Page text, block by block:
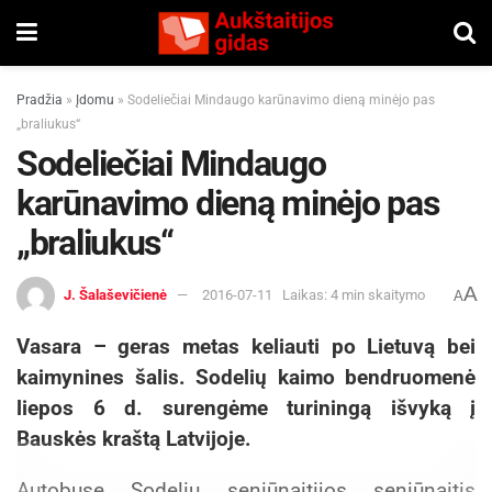
Pradžia » Įdomu » Sodeliečiai Mindaugo karūnavimo dieną minėjo pas
„braliukus“
Sodeliečiai Mindaugo
karūnavimo dieną minėjo pas
„braliukus“
J. Šalaševičienė 2016-07-11 Laikas: 4 min skaitymo AA
Vasara – geras metas keliauti po Lietuvą bei
kaimynines šalis. Sodelių kaimo bendruomenė
liepos 6 d. surengėme turiningą išvyką į
Bauskės kraštą Latvijoje.